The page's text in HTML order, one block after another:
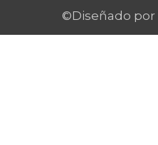
©Diseñado por